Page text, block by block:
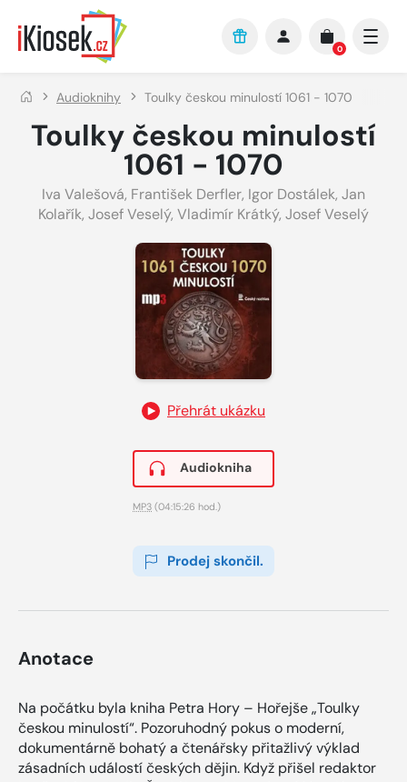
Přejít na hlavní obsah
0
Audioknihy Toulky českou minulostí 1061 - 1070
Toulky českou minulostí
1061 - 1070
Iva Valešová, František Derfler, Igor Dostálek, Jan
Kolařík, Josef Veselý, Vladimír Krátký, Josef Veselý
Přehrát ukázku
Audiokniha
MP3 (04:15:26 hod.)
Prodej skončil.
Anotace
Na počátku byla kniha Petra Hory – Hořejše „Toulky
českou minulostí“. Pozoruhodný pokus o moderní,
dokumentárně bohatý a čtenářsky přitažlivý výklad
zásadních událostí českých dějin. Když přišel redaktor